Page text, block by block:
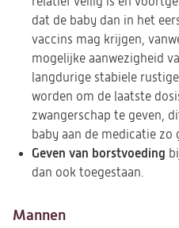
dat de baby dan in het
vaccins mag krijgen,
mogelijke aanwezigheid
langdurige stabiele
worden om de laatste
zwangerschap te geven,
baby aan de medicatie
Geven van borstvoeding
dan ook toegestaan.
Mannen